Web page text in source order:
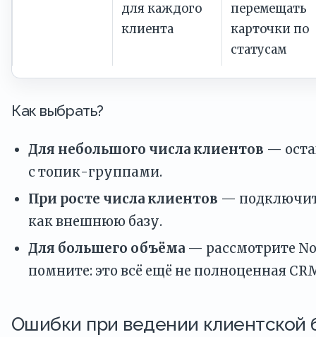
для каждого
клиента
перемещать
карточки по
статусам
Как выбрать?
Для небольшого числа клиентов —
с топик-группами.
При росте числа клиентов —
как внешнюю базу.
Для большего объёма — рассмотрите
помните: это всё ещё не полноценная
Ошибки при ведении клиентской